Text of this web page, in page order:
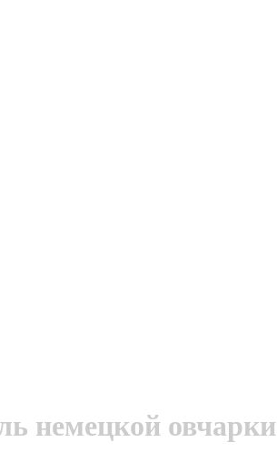
немецкой овчарки